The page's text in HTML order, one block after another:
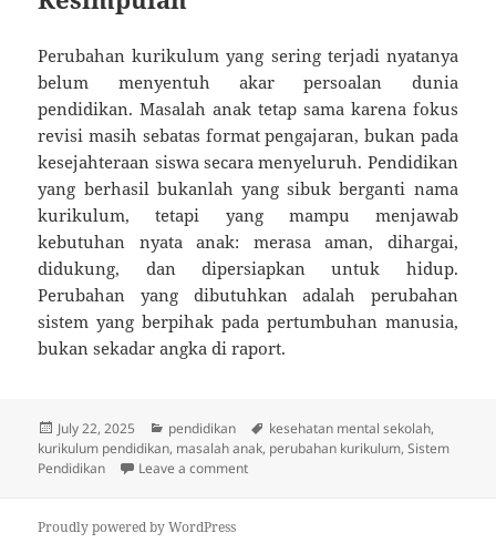
Perubahan kurikulum yang sering terjadi nyatanya
belum menyentuh akar persoalan dunia
pendidikan. Masalah anak tetap sama karena fokus
revisi masih sebatas format pengajaran, bukan pada
kesejahteraan siswa secara menyeluruh. Pendidikan
yang berhasil bukanlah yang sibuk berganti nama
kurikulum, tetapi yang mampu menjawab
kebutuhan nyata anak: merasa aman, dihargai,
didukung, dan dipersiapkan untuk hidup.
Perubahan yang dibutuhkan adalah perubahan
sistem yang berpihak pada pertumbuhan manusia,
bukan sekadar angka di raport.
Posted
on
July 22, 2025 Categories
pendidikan Tags
kesehatan mental sekolah,
kurikulum pendidikan, masalah anak, perubahan kurikulum,Sistem
Pendidikan
Leave a commenton Kurikulum Ganti-Ganti, Tapi
Proudly powered by WordPress